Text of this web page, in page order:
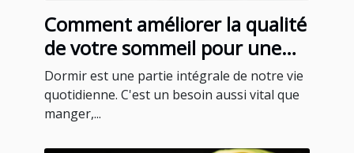
Comment améliorer la qualité
de votre sommeil pour une
meilleure santé
Dormir est une partie intégrale de notre vie
quotidienne. C'est un besoin aussi vital que
manger,...